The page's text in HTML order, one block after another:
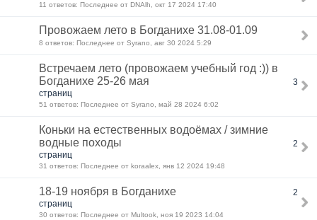
11 ответов: Последнее от DNAlh, окт 17 2024 17:40
Провожаем лето в Богданихе 31.08-01.09
8 ответов: Последнее от Syrano, авг 30 2024 5:29
Встречаем лето (провожаем учебный год :)) в
Богданихе 25-26 мая
3
страниц
51 ответов: Последнее от Syrano, май 28 2024 6:02
Коньки на естественных водоёмах / зимние
водные походы
2
страниц
31 ответов: Последнее от koraalex, янв 12 2024 19:48
18-19 ноября в Богданихе
2
страниц
30 ответов: Последнее от Multook, ноя 19 2023 14:04